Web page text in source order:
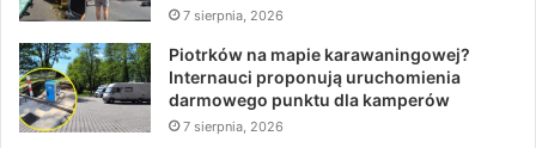
7 sierpnia, 2026
Piotrków na mapie karawaningowej?
Internauci proponują uruchomienia
darmowego punktu dla kamperów
7 sierpnia, 2026